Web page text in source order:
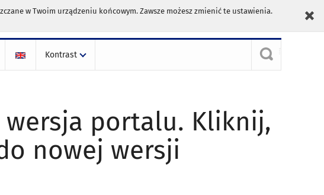
w Twoim urządzeniu końcowym. Zawsze możesz zmienić te ustawienia.
Kontrast
wersja portalu. Kliknij,
nowej wersji